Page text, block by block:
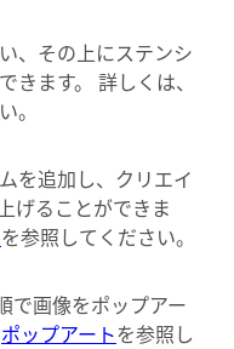
、その上にステンシ
ます。 詳しくは、
。
を追加し、クリエイ
げることができま
を参照してください。
で画像をポップアー
ポップアートを参照し